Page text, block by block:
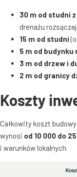
30 m od studni
drenażu
15 m od studni
5 m od budynku
3 m od drzew i
2 m od granicy
Koszty
Całkowity koszt
wynosi od 10 000 do
i warunków lokalnych.